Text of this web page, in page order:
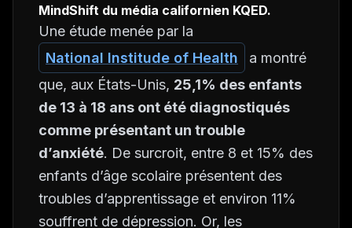
MindShift du média californien KQED.
Une étude menée par la
National Institude of Health
a montré
que, aux États-Unis, 25,1% des enfants
de 13 à 18 ans ont été diagnostiqués
comme présentant un trouble
d’anxiété. De surcroit, entre 8 et 15% des
enfants d’âge scolaire présentent des
troubles d’apprentissage et environ 11%
souffrent de dépression. Or, les